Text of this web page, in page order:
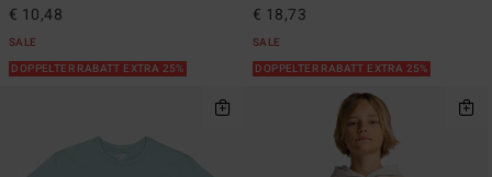
€ 10,48
SALE
DOPPELTER RABATT EXTRA 25%
€ 18,73
SALE
DOPPELTER RABATT EXTRA 25%